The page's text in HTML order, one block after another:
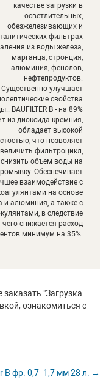
качестве загрузки в
осветлительных,
обезжелезивающих и
фильтрах
из воды железа,
марганца, стронция,
алюминия, фенолов,
нефтепродуктов.
Существенно улучшает
свойства
BAUFILTER B - на 89%
из диоксида кремния,
обладает высокой
что позволяет
фильтроцикл,
снизить объем воды на
Обеспечивает
взаимодействие с
на основе
и алюминия, а также с
в следствие
чего снижается расход
минимум на 35%.
"Загрузка
ознакомиться с
B фр. 0,7 -1,7 мм 28 л. →